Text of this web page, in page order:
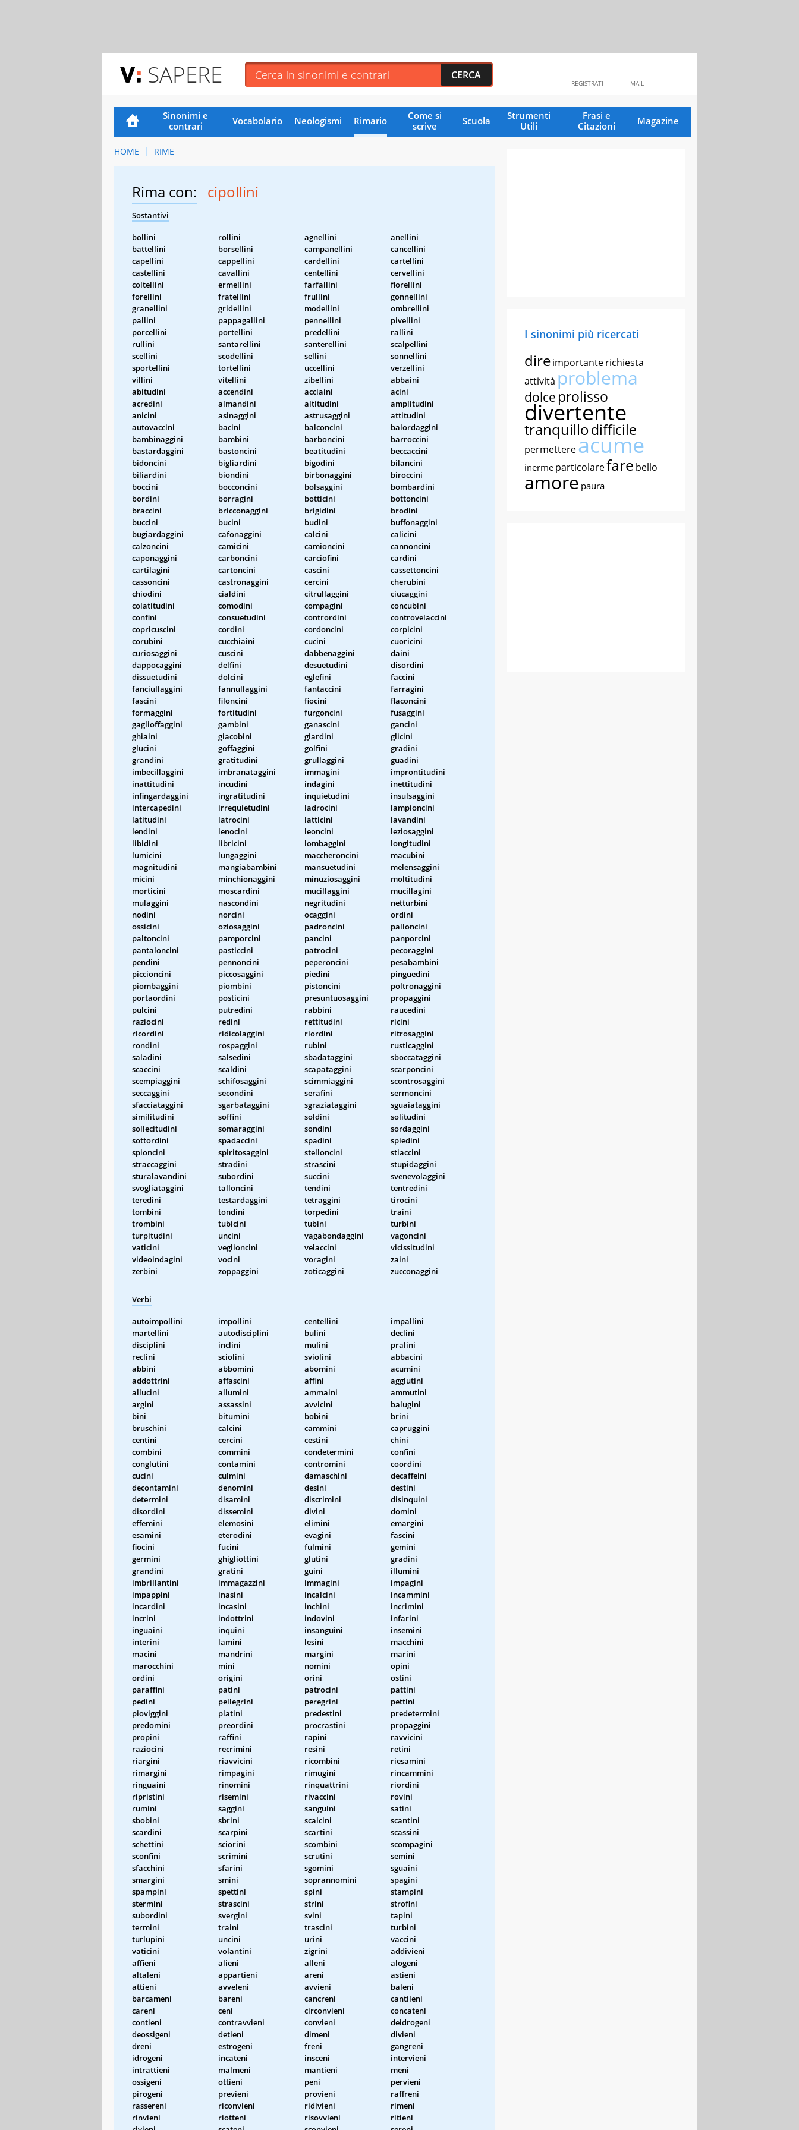
SAPERE MAIL
REGISTRATI
Sinonimi e
contrari
Vocabolario Neologismi Rimario
Come si
scrive
Scuola
Strumenti
Utili
Frasi e
Citazioni
Magazine
HOME RIME
Rima con: cipollini
Sostantivi
bollini rollini agnellini
anellini
battellini
borsellini campanellini
cancellini
capellini
cappellini cardellini
cartellini
castellini
cavallini centellini
cervellini
coltellini
ermellini farfallini
fiorellini
forellini
fratellini frullini
gonnellini
granellini
gridellini modellini
ombrellini
pallini
pappagallini pennellini
pivellini
porcellini
portellini predellini
rallini
rullini
santarellini santerellini
scalpellini
scellini
scodellini sellini
sonnellini
sportellini
tortellini uccellini
verzellini
villini
vitellini zibellini
abbaini
abitudini
accendini acciaini
acini
acredini
almandini altitudini
amplitudini
anicini
asinaggini astrusaggini
attitudini
autovaccini
bacini balconcini
balordaggini
bambinaggini
bambini barboncini
barroccini
bastardaggini
bastoncini beatitudini
beccaccini
bidoncini
bigliardini bigodini
bilancini
biliardini
biondini birbonaggini
biroccini
boccini
bocconcini bolsaggini
bombardini
bordini
borragini botticini
bottoncini
braccini
bricconaggini brigidini
brodini
buccini
bucini budini
buffonaggini
bugiardaggini
cafonaggini calcini
calicini
calzoncini
camicini camioncini
cannoncini
caponaggini
carboncini carciofini
cardini
cartilagini
cartoncini cascini
cassettoncini
cassoncini
castronaggini cercini
cherubini
chiodini
cialdini citrullaggini
ciucaggini
colatitudini
comodini compagini
concubini
confini
consuetudini contrordini
controvelaccini
copricuscini
cordini cordoncini
corpicini
corubini
cucchiaini cucini
cuoricini
curiosaggini
cuscini dabbenaggini
daini
dappocaggini
delfini desuetudini
disordini
dissuetudini
dolcini eglefini
faccini
fanciullaggini
fannullaggini fantaccini
farragini
fascini
filoncini fiocini
flaconcini
formaggini
fortitudini furgoncini
fusaggini
gaglioffaggini
gambini ganascini
gancini
ghiaini
giacobini giardini
glicini
glucini
goffaggini golfini
gradini
grandini
gratitudini grullaggini
guadini
imbecillaggini
imbranataggini immagini
improntitudini
inattitudini
incudini indagini
inettitudini
infingardaggini
ingratitudini inquietudini
insulsaggini
intercapedini
irrequietudini ladrocini
lampioncini
latitudini
latrocini latticini
lavandini
lendini
lenocini leoncini
leziosaggini
libidini
libricini lombaggini
longitudini
lumicini
lungaggini maccheroncini
macubini
magnitudini
mangiabambini mansuetudini
melensaggini
micini
minchionaggini minuziosaggini
moltitudini
morticini
moscardini mucillaggini
mucillagini
mulaggini
nascondini negritudini
netturbini
nodini
norcini ocaggini
ordini
ossicini
oziosaggini padroncini
palloncini
paltoncini
pamporcini pancini
panporcini
pantaloncini
pasticcini patrocini
pecoraggini
pendini
pennoncini peperoncini
pesabambini
piccioncini
piccosaggini piedini
pinguedini
piombaggini
piombini pistoncini
poltronaggini
portaordini
posticini presuntuosaggini
propaggini
pulcini
putredini rabbini
raucedini
raziocini
redini rettitudini
ricini
ricordini
ridicolaggini riordini
ritrosaggini
rondini
rospaggini rubini
rusticaggini
saladini
salsedini sbadataggini
sboccataggini
scaccini
scaldini scapataggini
scarponcini
scempiaggini
schifosaggini scimmiaggini
scontrosaggini
seccaggini
secondini serafini
sermoncini
sfacciataggini
sgarbataggini sgraziataggini
sguaiataggini
similitudini
soffini soldini
solitudini
sollecitudini
somaraggini sondini
sordaggini
sottordini
spadaccini spadini
spiedini
spioncini
spiritosaggini stelloncini
stiaccini
straccaggini
stradini strascini
stupidaggini
sturalavandini
subordini succini
svenevolaggini
svogliataggini
talloncini tendini
tentredini
teredini
testardaggini tetraggini
tirocini
tombini
tondini torpedini
traini
trombini
tubicini tubini
turbini
turpitudini
uncini vagabondaggini
vagoncini
vaticini
veglioncini velaccini
vicissitudini
videoindagini
vocini voragini
zaini
zerbini
zoppaggini zoticaggini zucconaggini
Verbi
autoimpollini impollini centellini
impallini
martellini
autodisciplini bulini
declini
disciplini
inclini mulini
pralini
reclini
sciolini sviolini
abbacini
abbini
abbomini abomini
acumini
addottrini
affascini affini
agglutini
allucini
allumini ammaini
ammutini
argini
assassini avvicini
balugini
bini
bitumini bobini
brini
bruschini
calcini cammini
capruggini
centini
cercini cestini
chini
combini
commini condetermini
confini
conglutini
contamini contromini
coordini
cucini
culmini damaschini
decaffeini
decontamini
denomini desini
destini
determini
disamini discrimini
disinquini
disordini
dissemini divini
domini
effemini
elemosini elimini
emargini
esamini
eterodini evagini
fascini
fiocini
fucini fulmini
gemini
germini
ghigliottini glutini
gradini
grandini
gratini guini
illumini
imbrillantini
immagazzini immagini
impagini
impappini
inasini incalcini
incammini
incardini
incasini inchini
incrimini
incrini
indottrini indovini
infarini
inguaini
inquini insanguini
insemini
interini
lamini lesini
macchini
macini
mandrini margini
marini
marocchini
mini nomini
opini
ordini
origini orini
ostini
paraffini
patini patrocini
pattini
pedini
pellegrini peregrini
pettini
pioviggini
platini predestini
predetermini
predomini
preordini procrastini
propaggini
propini
raffini rapini
ravvicini
raziocini
recrimini resini
retini
riargini
riavvicini ricombini
riesamini
rimargini
rimpagini rimugini
rincammini
ringuaini
rinomini rinquattrini
riordini
ripristini
risemini rivaccini
rovini
rumini
saggini sanguini
satini
sbobini
sbrini scalcini
scantini
scardini
scarpini scartini
scassini
schettini
sciorini scombini
scompagini
sconfini
scrimini scrutini
semini
sfacchini
sfarini sgomini
sguaini
smargini
smini soprannomini
spagini
spampini
spettini spini
stampini
stermini
strascini strini
strofini
subordini
svergini svini
tapini
termini
traini trascini
turbini
turlupini
uncini urini
vaccini
vaticini
volantini zigrini
addivieni
affieni
alieni alleni
alogeni
altaleni
appartieni areni
astieni
attieni
avveleni avvieni
baleni
barcameni
bareni cancreni
cantileni
careni
ceni circonvieni
concateni
contieni
contravvieni convieni
deidrogeni
deossigeni
detieni dimeni
divieni
dreni
estrogeni freni
gangreni
idrogeni
incateni insceni
intervieni
intrattieni
malmeni mantieni
meni
ossigeni
ottieni peni
pervieni
pirogeni
previeni provieni
raffreni
rassereni
riconvieni ridivieni
rimeni
rinvieni
riotteni risovvieni
ritieni
I sinonimi più ricercati
direimportanterichiesta
attività problema
dolce prolisso
divertente
tranquillodifficile
permettereacume
inerme particolarefare bello
amore paura